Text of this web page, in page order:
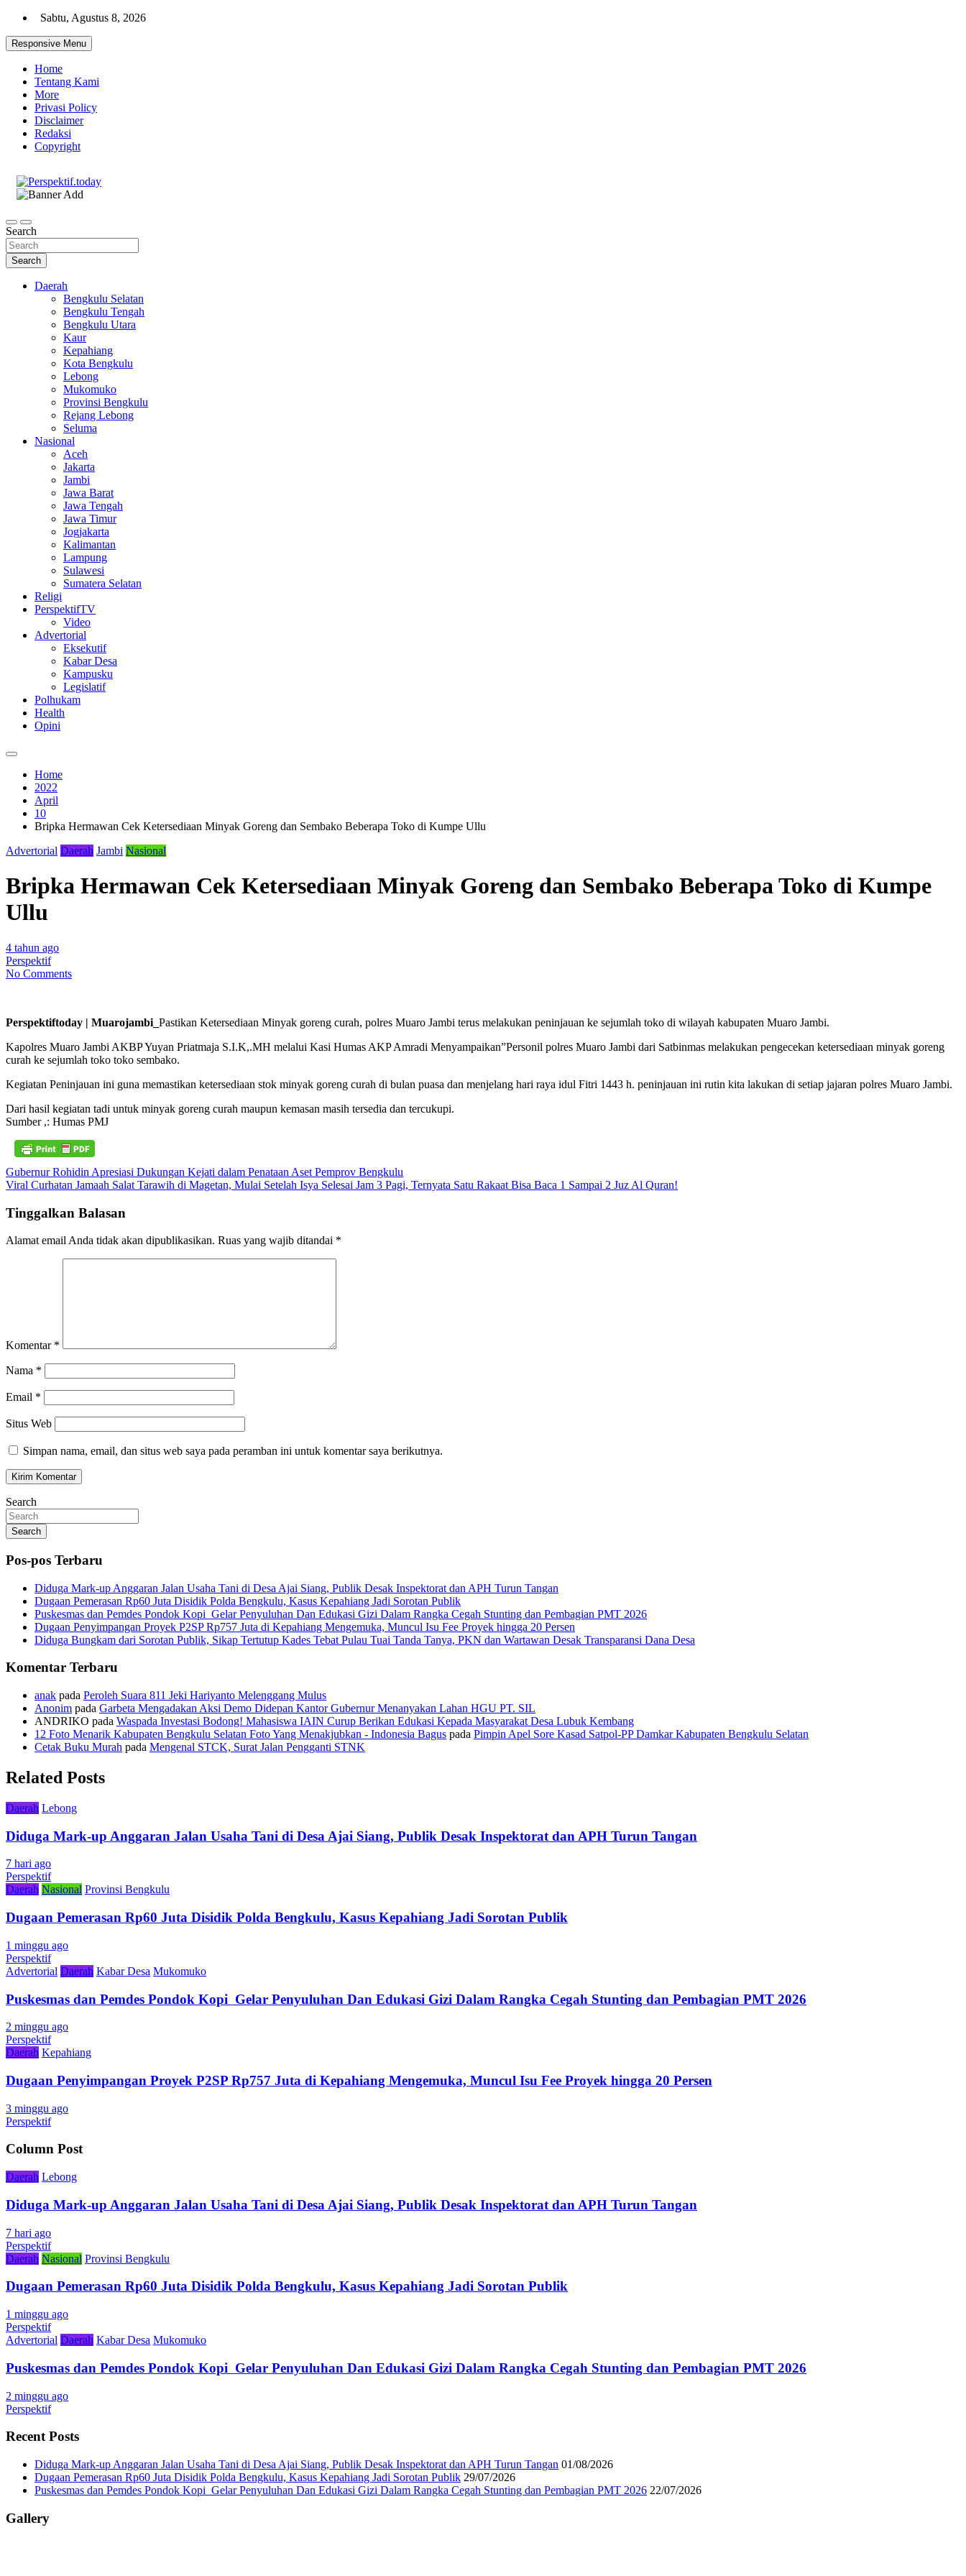
Skip
content
Sabtu, Agustus 8, 2026
Responsive Menu
Home
Tentang Kami
More
Privasi Policy
Disclaimer
Redaksi
Copyright
Search
Search
Daerah
Bengkulu Selatan
Bengkulu Tengah
Bengkulu Utara
Kaur
Kepahiang
Kota Bengkulu
Lebong
Mukomuko
Provinsi Bengkulu
Rejang Lebong
Seluma
Nasional
Aceh
Jakarta
Jambi
Jawa Barat
Jawa Tengah
Jawa Timur
Jogjakarta
Kalimantan
Lampung
Sulawesi
Sumatera Selatan
Religi
PerspektifTV
Video
Advertorial
Eksekutif
Kabar Desa
Kampusku
Legislatif
Polhukam
Health
Opini
Home
2022
April
10
Bripka Hermawan Cek Ketersediaan Minyak Goreng dan Sembako Beberapa Toko di Kumpe Ullu
Advertorial Daerah Jambi Nasional
Bripka Hermawan Cek Ketersediaan Minyak Goreng dan Sembako Beberapa Toko di Kumpe
Ullu
4 tahun ago
Perspektif
No Comments
Perspektiftoday | Muarojambi_ Pastikan Ketersediaan Minyak goreng curah, polres Muaro Jambi terus melakukan peninjauan ke sejumlah toko di wilayah kabupaten Muaro Jambi.
Kapolres Muaro Jambi AKBP Yuyan Priatmaja S.I.K,.MH melalui Kasi Humas AKP Amradi Menyampaikan”Personil polres Muaro Jambi dari Satbinmas melakukan pengecekan ketersediaan minyak goreng
curah ke sejumlah toko toko sembako.
Kegiatan Peninjauan ini guna memastikan ketersediaan stok minyak goreng curah di bulan puasa dan menjelang hari raya idul Fitri 1443 h. peninjauan ini rutin kita lakukan di setiap jajaran polres Muaro Jambi.
Dari hasil kegiatan tadi untuk minyak goreng curah maupun kemasan masih tersedia dan tercukupi.
Sumber ,: Humas PMJ
Navigasi
pos
Gubernur Rohidin Apresiasi Dukungan Kejati dalam Penataan Aset Pemprov Bengkulu
Viral Curhatan Jamaah Salat Tarawih di Magetan, Mulai Setelah Isya Selesai Jam 3 Pagi, Ternyata Satu Rakaat Bisa Baca 1 Sampai 2 Juz Al Quran!
Tinggalkan Balasan
Alamat email Anda tidak akan dipublikasikan. Ruas yang wajib ditandai *
Komentar *
Nama *
Email *
Situs Web
Simpan nama, email, dan situs web saya pada peramban ini untuk komentar saya berikutnya.
Search
Search
Pos-pos Terbaru
Diduga Mark-up Anggaran Jalan Usaha Tani di Desa Ajai Siang, Publik Desak Inspektorat dan APH Turun Tangan
Dugaan Pemerasan Rp60 Juta Disidik Polda Bengkulu, Kasus Kepahiang Jadi Sorotan Publik
Puskesmas dan Pemdes Pondok Kopi Gelar Penyuluhan Dan Edukasi Gizi Dalam Rangka Cegah Stunting dan Pembagian PMT 2026
Dugaan Penyimpangan Proyek P2SP Rp757 Juta di Kepahiang Mengemuka, Muncul Isu Fee Proyek hingga 20 Persen
Diduga Bungkam dari Sorotan Publik, Sikap Tertutup Kades Tebat Pulau Tuai Tanda Tanya, PKN dan Wartawan Desak Transparansi Dana Desa
Komentar Terbaru
anak pada Peroleh Suara 811 Jeki Hariyanto Melenggang Mulus
Anonim pada Garbeta Mengadakan Aksi Demo Didepan Kantor Gubernur Menanyakan Lahan HGU PT. SIL
ANDRIKO pada Waspada Investasi Bodong! Mahasiswa IAIN Curup Berikan Edukasi Kepada Masyarakat Desa Lubuk Kembang
12 Foto Menarik Kabupaten Bengkulu Selatan Foto Yang Menakjubkan - Indonesia Bagus pada Pimpin Apel Sore Kasad Satpol-PP Damkar Kabupaten Bengkulu Selatan
Cetak Buku Murah pada Mengenal STCK, Surat Jalan Pengganti STNK
Related Posts
Daerah Lebong
Diduga Mark-up Anggaran Jalan Usaha Tani di Desa Ajai Siang, Publik Desak Inspektorat dan APH Turun Tangan
7 hari ago
Perspektif
Daerah Nasional Provinsi Bengkulu
Dugaan Pemerasan Rp60 Juta Disidik Polda Bengkulu, Kasus Kepahiang Jadi Sorotan Publik
1 minggu ago
Perspektif
Advertorial Daerah Kabar Desa Mukomuko
Puskesmas dan Pemdes Pondok Kopi Gelar Penyuluhan Dan Edukasi Gizi Dalam Rangka Cegah Stunting dan Pembagian PMT 2026
2 minggu ago
Perspektif
Daerah Kepahiang
Dugaan Penyimpangan Proyek P2SP Rp757 Juta di Kepahiang Mengemuka, Muncul Isu Fee Proyek hingga 20 Persen
3 minggu ago
Perspektif
Column Post
Daerah Lebong
Diduga Mark-up Anggaran Jalan Usaha Tani di Desa Ajai Siang, Publik Desak Inspektorat dan APH Turun Tangan
7 hari ago
Perspektif
Daerah Nasional Provinsi Bengkulu
Dugaan Pemerasan Rp60 Juta Disidik Polda Bengkulu, Kasus Kepahiang Jadi Sorotan Publik
1 minggu ago
Perspektif
Advertorial Daerah Kabar Desa Mukomuko
Puskesmas dan Pemdes Pondok Kopi Gelar Penyuluhan Dan Edukasi Gizi Dalam Rangka Cegah Stunting dan Pembagian PMT 2026
2 minggu ago
Perspektif
Recent Posts
Diduga Mark-up Anggaran Jalan Usaha Tani di Desa Ajai Siang, Publik Desak Inspektorat dan APH Turun Tangan 01/08/2026
Dugaan Pemerasan Rp60 Juta Disidik Polda Bengkulu, Kasus Kepahiang Jadi Sorotan Publik 29/07/2026
Puskesmas dan Pemdes Pondok Kopi Gelar Penyuluhan Dan Edukasi Gizi Dalam Rangka Cegah Stunting dan Pembagian PMT 2026 22/07/2026
Gallery